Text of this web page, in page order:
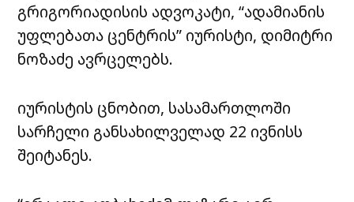
გრიგორიადისის ადვოკატი, “ადამიანის
უფლებათა ცენტრის” იურისტი, დიმიტრი
ნოზაძე ავრცელებს.
იურისტის ცნობით, სასამართლოში
სარჩელი განსახილველად 22 ივნისს
შეიტანეს.